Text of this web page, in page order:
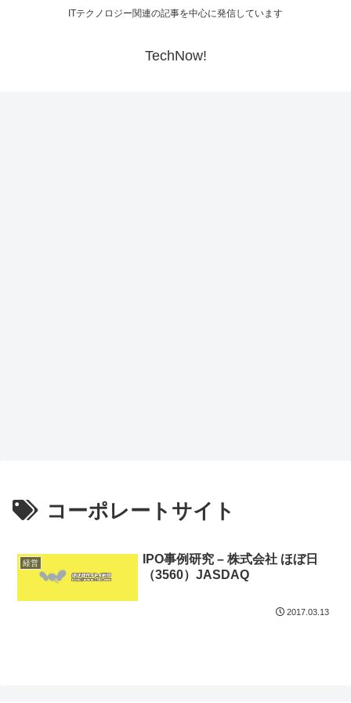
ITテクノロジー関連の記事を中心に発信しています
TechNow!
コーポレートサイト
経営
IPO事例研究 – 株式会社 ほぼ日
（3560）JASDAQ
2017.03.13